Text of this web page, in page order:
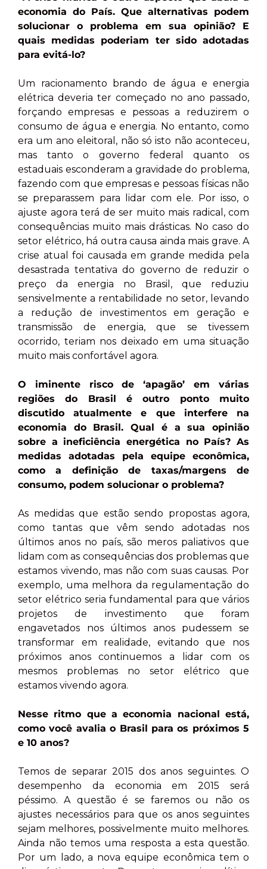
economia do País. Que alternativas podem
solucionar o problema em sua opinião? E
quais medidas poderiam ter sido adotadas
para evitá-lo?
Um racionamento brando de água e energia
elétrica deveria ter começado no ano passado,
forçando empresas e pessoas a reduzirem o
consumo de água e energia. No entanto, como
era um ano eleitoral, não só isto não aconteceu,
mas tanto o governo federal quanto os
estaduais esconderam a gravidade do problema,
fazendo com que empresas e pessoas físicas não
se preparassem para lidar com ele. Por isso, o
ajuste agora terá de ser muito mais radical, com
consequências muito mais drásticas. No caso do
setor elétrico, há outra causa ainda mais grave. A
crise atual foi causada em grande medida pela
desastrada tentativa do governo de reduzir o
preço da energia no Brasil, que reduziu
sensivelmente a rentabilidade no setor, levando
a redução de investimentos em geração e
transmissão de energia, que se tivessem
ocorrido, teriam nos deixado em uma situação
muito mais confortável agora.
O iminente risco de ‘apagão’ em várias
regiões do Brasil é outro ponto muito
discutido atualmente e que interfere na
economia do Brasil. Qual é a sua opinião
sobre a ineficiência energética no País? As
medidas adotadas pela equipe econômica,
como a definição de taxas/margens de
consumo, podem solucionar o problema?
As medidas que estão sendo propostas agora,
como tantas que vêm sendo adotadas nos
últimos anos no país, são meros paliativos que
lidam com as consequências dos problemas que
estamos vivendo, mas não com suas causas. Por
exemplo, uma melhora da regulamentação do
setor elétrico seria fundamental para que vários
projetos de investimento que foram
engavetados nos últimos anos pudessem se
transformar em realidade, evitando que nos
próximos anos continuemos a lidar com os
mesmos problemas no setor elétrico que
estamos vivendo agora.
Nesse ritmo que a economia nacional está,
como você avalia o Brasil para os próximos 5
e 10 anos?
Temos de separar 2015 dos anos seguintes. O
desempenho da economia em 2015 será
péssimo. A questão é se faremos ou não os
ajustes necessários para que os anos seguintes
sejam melhores, possivelmente muito melhores.
Ainda não temos uma resposta a esta questão.
Por um lado, a nova equipe econômica tem o